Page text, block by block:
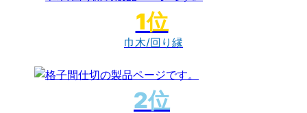
巾木/回り縁